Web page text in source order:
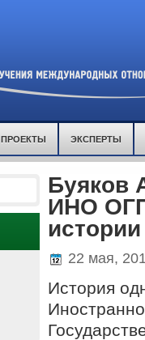
ПРОЕКТЫ ЭКСПЕРТЫ
Буяков
ИНО
истории
22 мая,
История